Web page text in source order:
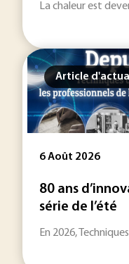
La chaleur est
Article
6 Août 2026
80 ans
série de l’été
En 2026,